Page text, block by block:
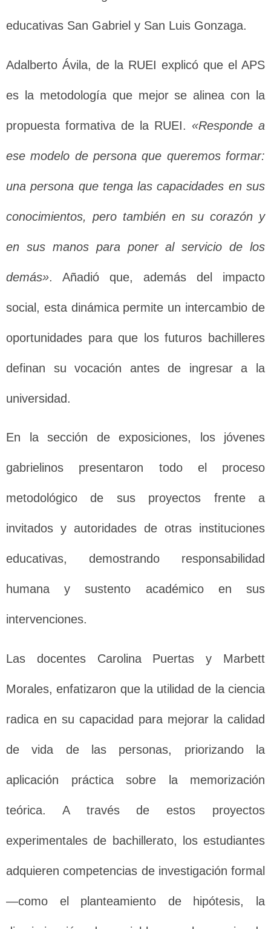
educativas San Gabriel y San Luis Gonzaga.
Adalberto Ávila, de la RUEI explicó que el APS
es la metodología que mejor se alinea con la
propuesta formativa de la RUEI. «Responde a
ese modelo de persona que queremos formar:
una persona que tenga las capacidades en sus
conocimientos, pero también en su corazón y
en sus manos para poner al servicio de los
demás». Añadió que, además del impacto
social, esta dinámica permite un intercambio de
oportunidades para que los futuros bachilleres
definan su vocación antes de ingresar a la
universidad.
En la sección de exposiciones, los jóvenes
gabrielinos presentaron todo el proceso
metodológico de sus proyectos frente a
invitados y autoridades de otras instituciones
educativas, demostrando responsabilidad
humana y sustento académico en sus
intervenciones.
Las docentes Carolina Puertas y Marbett
Morales, enfatizaron que la utilidad de la ciencia
radica en su capacidad para mejorar la calidad
de vida de las personas, priorizando la
aplicación práctica sobre la memorización
teórica. A través de estos proyectos
experimentales de bachillerato, los estudiantes
adquieren competencias de investigación formal
—como el planteamiento de hipótesis, la